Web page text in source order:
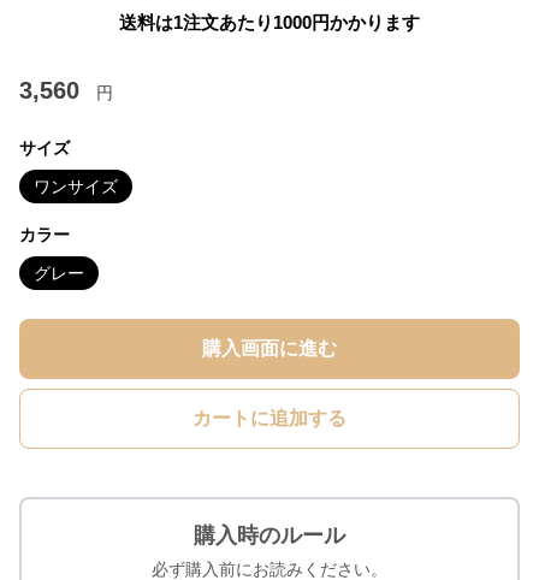
送料は1注文あたり 1000円かかります
3,560 円
サイズ
ワンサイズ
カラー
グレー
購入画面に進む
カートに追加する
購入時のルール
必ず購入前にお読みください。